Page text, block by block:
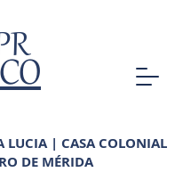
LUCIA | CASA COLONIAL
DE MÉRIDA